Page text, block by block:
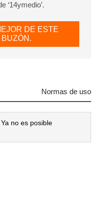
‘14ymedio’.
DE ESTE
Normas de uso
no es posible